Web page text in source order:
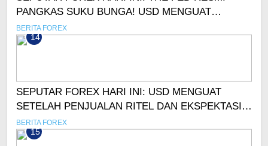
PANGKAS SUKU BUNGA! USD MENGUAT
SIGNIFIKAN
BERITA FOREX
14
SEPUTAR FOREX HARI INI: USD MENGUAT
SETELAH PENJUALAN RITEL DAN EKSPEKTASI
SUKU BUNGA FED
BERITA FOREX
15